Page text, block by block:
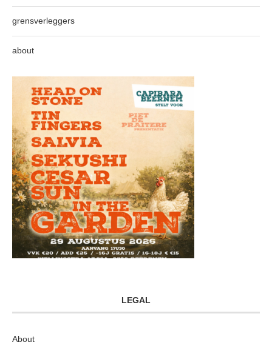
grensverleggers
about
LEGAL
About